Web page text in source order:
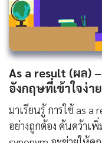
As a result (ผล)
อังกฤษที่เข้าใจง่าย
มาเรียนรู้ การใช้ as
อย่างถูกต้อง ค้นคว้าเ